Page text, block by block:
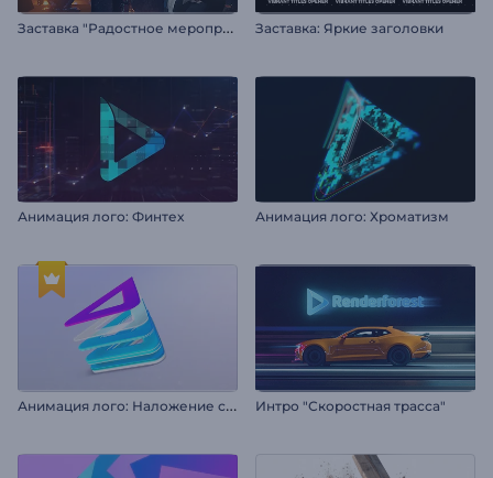
З
аставка "Радостное мероприятие" Заставка: Яркие заголовки
Анимация лого: Финтех Анимация лого: Хроматизм
А
нимация лого: Наложение слоев Интро "Скоростная трасса"